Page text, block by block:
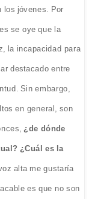
los jóvenes. Por
se oye que la
la incapacidad para
destacado entre
Sin embargo,
en general, son
¿de dónde
¿Cuál es la
alta me gustaría
es que no son